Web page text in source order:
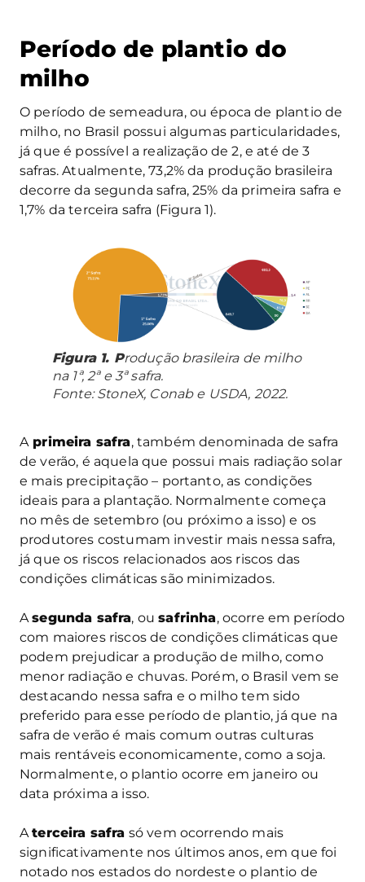
Período de plantio do
milho
O período de semeadura, ou época de plantio de
milho, no Brasil possui algumas particularidades,
já que é possível a realização de 2, e até de 3
safras. Atualmente, 73,2% da produção brasileira
decorre da segunda safra, 25% da primeira safra e
1,7% da terceira safra (Figura 1).
Figura 1. Produção brasileira de milho
na 1ª, 2ª e 3ª safra.
Fonte: StoneX, Conab e USDA, 2022.
Aprimeira safra, também denominada de safra
de verão, é aquela que possui mais radiação solar
e mais precipitação – portanto, as condições
ideais para a plantação. Normalmente começa
no mês de setembro (ou próximo a isso) e os
produtores costumam investir mais nessa safra,
já que os riscos relacionados aos riscos das
condições climáticas são minimizados.
Asegunda safra, ousafrinha, ocorre em período
com maiores riscos de condições climáticas que
podem prejudicar a produção de milho, como
menor radiação e chuvas. Porém, o Brasil vem se
destacando nessa safra e o milho tem sido
preferido para esse período de plantio, já que na
safra de verão é mais comum outras culturas
mais rentáveis economicamente, como a soja.
Normalmente, o plantio ocorre em janeiro ou
data próxima a isso.
Aterceira safra só vem ocorrendo mais
significativamente nos últimos anos, em que foi
notado nos estados do nordeste o plantio de